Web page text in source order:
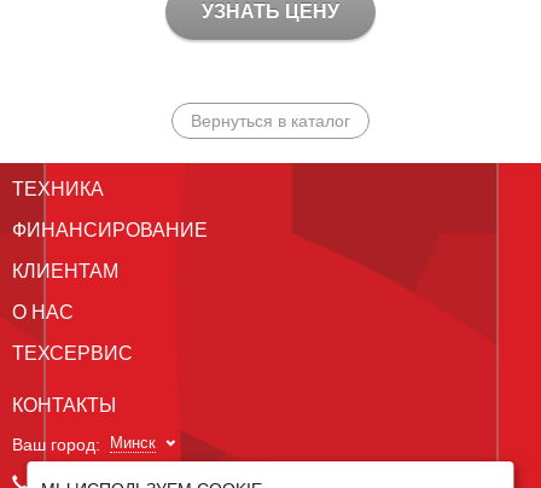
УЗНАТЬ ЦЕНУ
Вернуться в каталог
ТЕХНИКА
ФИНАНСИРОВАНИЕ
КЛИЕНТАМ
О НАС
ТЕХСЕРВИС
КОНТАКТЫ
Ваш город: Минск
+375 29 238 97 34